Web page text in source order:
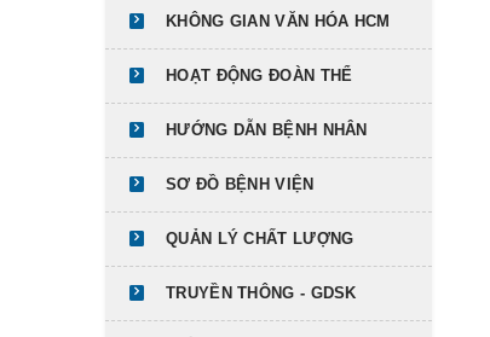
KHÔNG GIAN VĂN HÓA HCM
HOẠT ĐỘNG ĐOÀN THỂ
HƯỚNG DẪN BỆNH NHÂN
SƠ ĐỒ BỆNH VIỆN
QUẢN LÝ CHẤT LƯỢNG
TRUYỀN THÔNG - GDSK